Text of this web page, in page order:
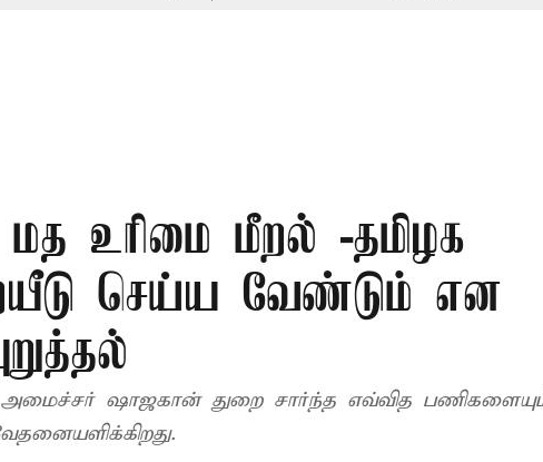
மத உரிமை மீறல் -தமிழக
செய்ய வேண்டும் என
சார்ந்த எவ்வித பணிகளையும்